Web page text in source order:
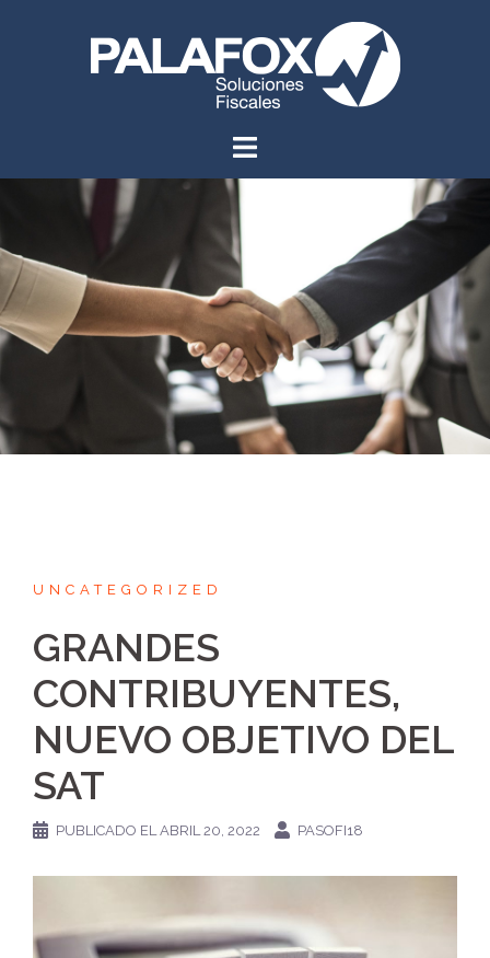
UNCATEGORIZED
GRANDES
CONTRIBUYENTES,
NUEVO OBJETIVO DEL
SAT
PUBLICADO ELABRIL 20, 2022 PASOFI18